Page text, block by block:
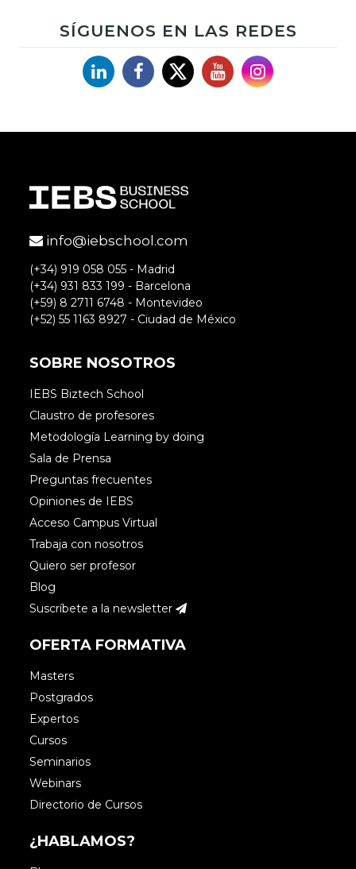
SÍGUENOS EN LAS REDES
LinkedinFacebook
X YouTubeInstagram
info@iebschool.com
(+34) 919 058 055 - Madrid
(+34) 931 833 199 - Barcelona
(+59) 8 2711 6748 - Montevideo
(+52) 55 1163 8927 - Ciudad de México
SOBRE NOSOTROS
IEBS Biztech School
Claustro de profesores
Metodología Learning by doing
Sala de Prensa
Preguntas frecuentes
Opiniones de IEBS
Acceso Campus Virtual
Trabaja con nosotros
Quiero ser profesor
Blog
Suscríbete a la newsletter
OFERTA FORMATIVA
Masters
Postgrados
Expertos
Cursos
Seminarios
Webinars
Directorio de Cursos
¿HABLAMOS?